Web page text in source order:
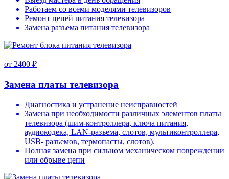
Работаем со всеми моделями телевизоров
Ремонт цепей питания телевизора
Замена разъема питания телевизора
от 2400 ₽
Замена платы телевизора
Диагностика и устранение неисправностей
Замена при необходимости различных элементов платы
телевизора (шим-контроллера, ключа питания,
аудиокодека, LAN-разъема, слотов, мультиконтроллера,
USB- разъемов, термопасты, слотов).
Полная замена при сильном механическом повреждении
или обрыве цепи